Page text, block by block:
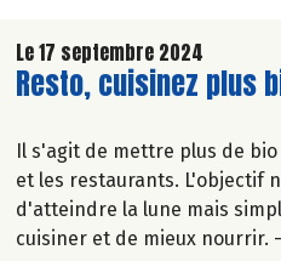
Découvrez celui de Février
Le 17 septembre 2024
Lire la suite de
Resto, cuisinez plus
Il s'agit de mettre plus de
et les restaurants. L'objectif
d'atteindre la lune mais
cuisiner et de mieux nourrir.